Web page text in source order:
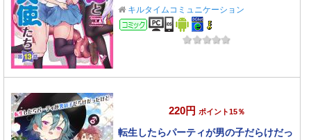
キルタイムコミュニケーション
コミック
220円 ポイント15％
転生したらパーティが男の子だらけだっ